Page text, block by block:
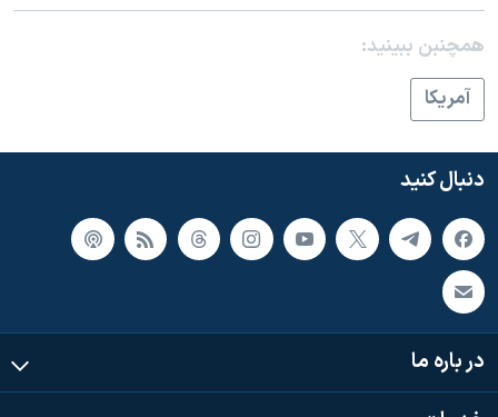
همچنبن ببینید:
آمريکا
دنبال کنید
در باره ما